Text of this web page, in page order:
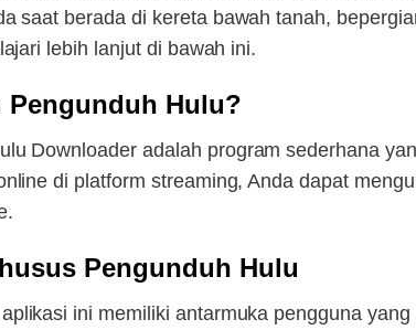
saat berada di kereta bawah tanah,
lebih lanjut di bawah ini.
Pengunduh Hulu?
Downloader adalah program sederhana
di platform streaming, Anda dapat
Pengunduh Hulu
ini memiliki antarmuka pengguna